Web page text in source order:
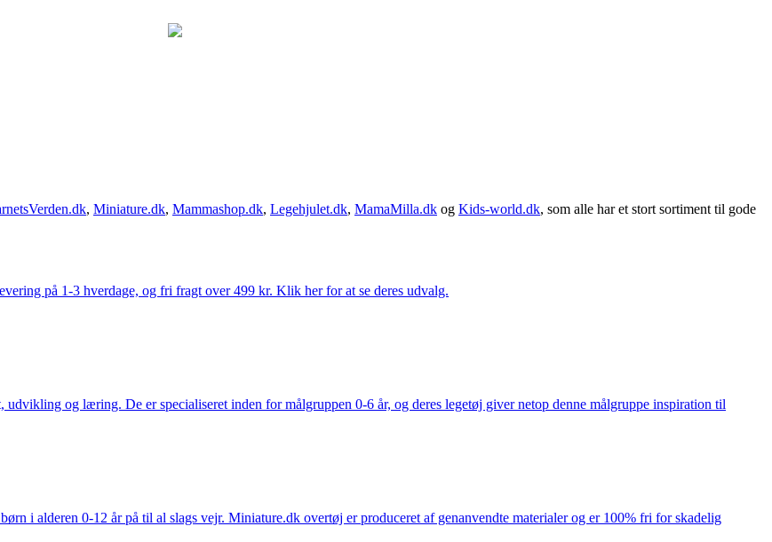
, Miniature.dk, Mammashop.dk, Legehjulet.dk, MamaMilla.dk og Kids-world.dk, som alle har et stort sortiment til gode
på 1-3 hverdage, og fri fragt over 499 kr. Klik her for at se deres udvalg.
og læring. De er specialiseret inden for målgruppen 0-6 år, og deres legetøj giver netop denne målgruppe inspiration til
i alderen 0-12 år på til al slags vejr. Miniature.dk overtøj er produceret af genanvendte materialer og er 100% fri for skadelig